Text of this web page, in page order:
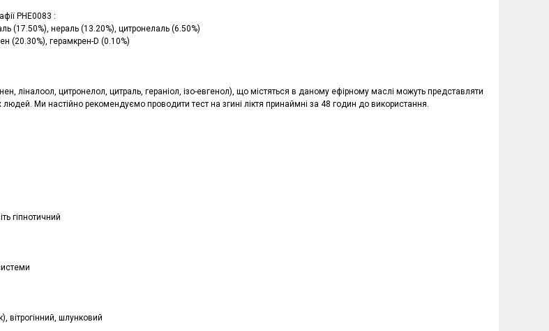
PHE0083 :
(17.50%), нераль (13.20%), цитронелаль (6.50%)
(20.30%), герамкрен-D (0.10%)
ліналоол, цитронелол, цитраль, гераніол, ізо-евгенол), що містяться в даному ефірному маслі можуть представляти
людей. Ми настійно рекомендуємо проводити тест на згині ліктя принаймні за 48 годин до використання.
гіпнотичний
вітрогінний, шлунковий